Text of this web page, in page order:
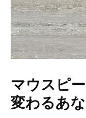
マウスピ
変わるあ